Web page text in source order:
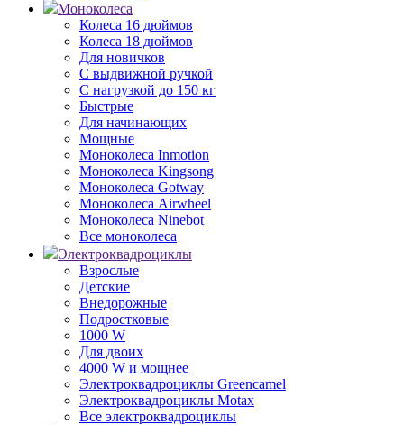
Моноколеса
Колеса 16 дюймов
Колеса 18 дюймов
Для новичков
С выдвижной ручкой
С нагрузкой до 150 кг
Быстрые
Для начинающих
Мощные
Моноколеса Inmotion
Моноколеса Kingsong
Моноколеса Gotway
Моноколеса Airwheel
Моноколеса Ninebot
Все моноколеса
Электроквадроциклы
Взрослые
Детские
Внедорожные
Подростковые
1000 W
Для двоих
4000 W и мощнее
Электроквадроциклы Greencamel
Электроквадроциклы Motax
Все электроквадроциклы